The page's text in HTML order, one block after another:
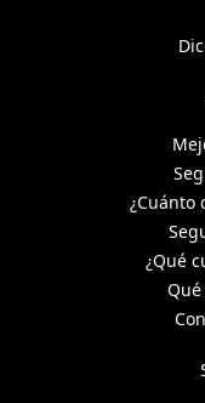
¿Cuánto
¿Qué